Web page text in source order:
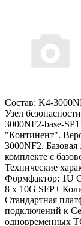
Состав: K4-
Узел
3000NF2-base-
"Континент".
3000NF2.
комплекте с
Технические
Формфактор: 1U
8 x 10G SFP+
Стандартная
подключений к
одновременных